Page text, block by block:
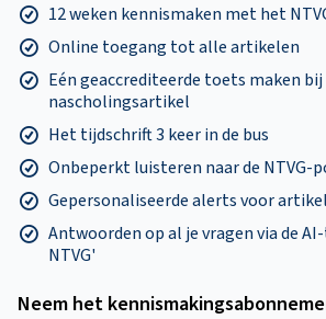
12 weken kennismaken met het
Online toegang tot alle artikelen
Eén geaccrediteerde toets maken bij
nascholingsartikel
Het tijdschrift 3 keer in de bus
Onbeperkt luisteren naar de NTVG-
Gepersonaliseerde alerts voor
Antwoorden op al je vragen via de
NTVG'
Neem het